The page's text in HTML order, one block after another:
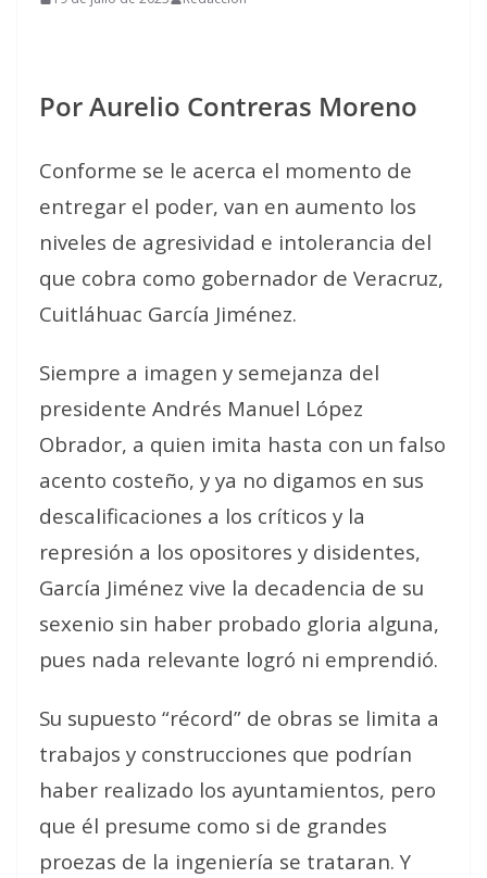
Por Aurelio Contreras Moreno
Conforme se le acerca el momento de
entregar el poder, van en aumento los
niveles de agresividad e intolerancia del
que cobra como gobernador de Veracruz,
Cuitláhuac García Jiménez.
Siempre a imagen y semejanza del
presidente Andrés Manuel López
Obrador, a quien imita hasta con un falso
acento costeño, y ya no digamos en sus
descalificaciones a los críticos y la
represión a los opositores y disidentes,
García Jiménez vive la decadencia de su
sexenio sin haber probado gloria alguna,
pues nada relevante logró ni emprendió.
Su supuesto “récord” de obras se limita a
trabajos y construcciones que podrían
haber realizado los ayuntamientos, pero
que él presume como si de grandes
proezas de la ingeniería se trataran. Y